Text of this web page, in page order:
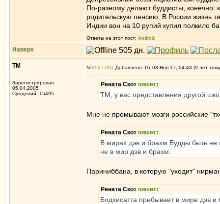
По-разному делают буддисты, конечно:
родительскую пенсию. В России жизнь
Индии вон на 10 рупий купил полкило
Ответы на этот пост: Android
Наверх
ТМ
Зарегистрирован:
05.04.2005
Суждений: 15495
№352770 Добавлено: Пт 03 Ноя 17, 04:43 (9 лет
Рената Скот пишет:
ТМ, у вас представления другой
Мне не промывают мозги российские
Рената Скот пишет:
В мирах дэв и брахм Будды быть не
не в мир дэв и брахм.
Париниббана, в которую "уходит"
Рената Скот пишет:
Бодхисатта пребывает в мире дэв